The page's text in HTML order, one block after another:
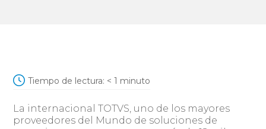
Tiempo de lectura: < 1 minuto
La internacional TOTVS, uno de los mayores
proveedores del Mundo de soluciones de